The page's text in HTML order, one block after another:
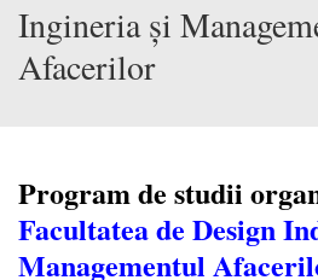
Ingineria și
Afacerilor
Program de studii
Facultatea de Design
Managementul